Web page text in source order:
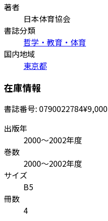
著者
日本体育協会
書誌分類
哲学・教育・体育
国内地域
東京都
在庫情報
書誌番号: 0790022784¥9,000
出版年
2000〜2002年度
巻数
2000〜2002年度
サイズ
B5
冊数
4